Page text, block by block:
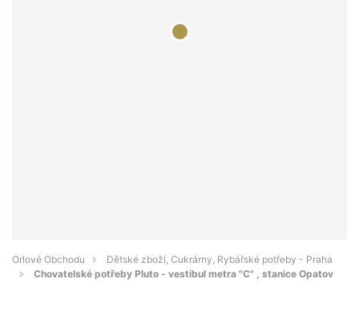
Orlové Obchodu
Dětské zboží, Cukrárny, Rybářské potřeby - Praha
Chovatelské potřeby Pluto - vestibul metra "C" , stanice Opatov